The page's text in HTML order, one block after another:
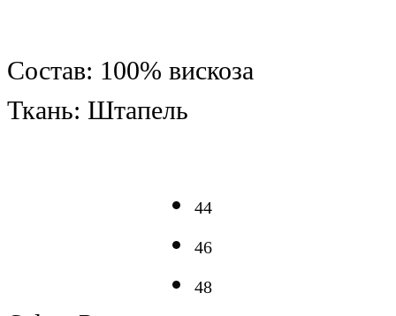
Состав: 100% вискоза
Ткань: Штапель
44
46
48